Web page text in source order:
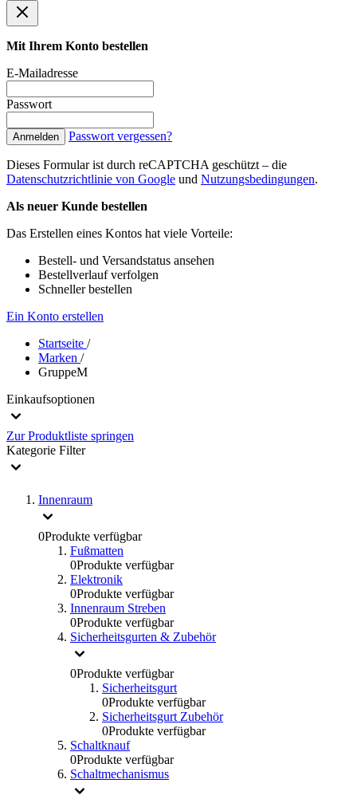
Mit Ihrem Konto bestellen
E-Mailadresse
Passwort
Anmelden Passwort vergessen?
Dieses Formular ist durch reCAPTCHA geschützt – die
Datenschutzrichtlinie von Google und Nutzungsbedingungen.
Als neuer Kunde bestellen
Das Erstellen eines Kontos hat viele Vorteile:
Bestell- und Versandstatus ansehen
Bestellverlauf verfolgen
Schneller bestellen
Ein Konto erstellen
Startseite /
Marken /
GruppeM
Einkaufsoptionen
Zur Produktliste springen
Kategorie Filter
Innenraum
0Produkte verfügbar
Fußmatten
0Produkte verfügbar
Elektronik
0Produkte verfügbar
Innenraum Streben
0Produkte verfügbar
Sicherheitsgurten & Zubehör
0Produkte verfügbar
Sicherheitsgurt
0Produkte verfügbar
Sicherheitsgurt Zubehör
0Produkte verfügbar
Schaltknauf
0Produkte verfügbar
Schaltmechanismus